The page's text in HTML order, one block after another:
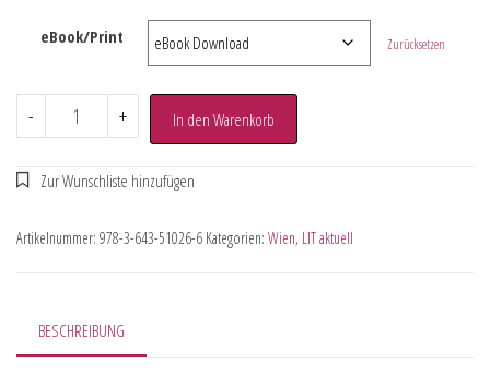
eBook/Print Zurücksetzen
- + In den Warenkorb
Artikelnummer: 978-3-643-51026-6 Kategorien: Wien, LIT aktuell
BESCHREIBUNG